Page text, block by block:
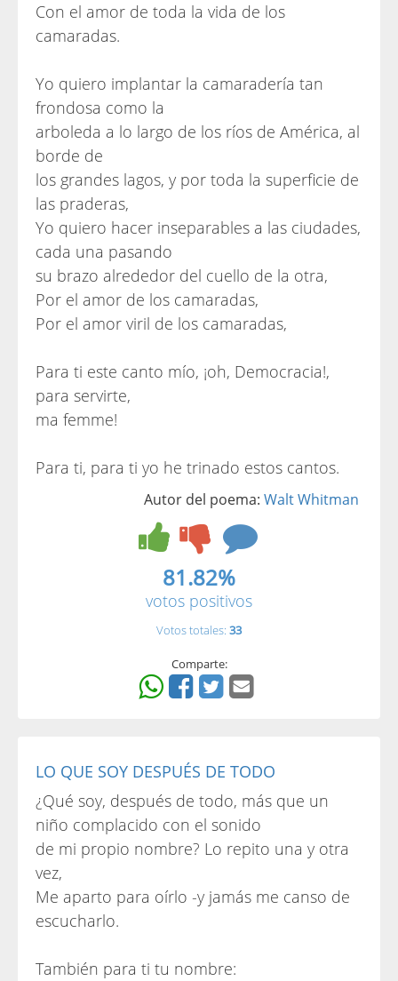
Con el amor de toda la vida de los
camaradas.
Yo quiero implantar la camaradería tan
frondosa como la
arboleda a lo largo de los ríos de América, al
borde de
los grandes lagos, y por toda la superficie de
las praderas,
Yo quiero hacer inseparables a las ciudades,
cada una pasando
su brazo alrededor del cuello de la otra,
Por el amor de los camaradas,
Por el amor viril de los camaradas,
Para ti este canto mío, ¡oh, Democracia!,
para servirte,
ma femme!
Para ti, para ti yo he trinado estos cantos.
Autor del poema: Walt Whitman
81.82%
votos positivos
Votos totales: 33
Comparte:
LO QUE SOY DESPUÉS DE TODO
¿Qué soy, después de todo, más que un
niño complacido con el sonido
de mi propio nombre? Lo repito una y otra
vez,
Me aparto para oírlo -y jamás me canso de
escucharlo.
También para ti tu nombre: